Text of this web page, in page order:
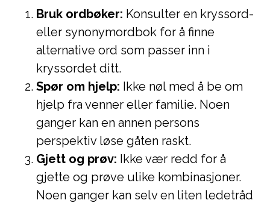
Bruk ordbøker: Konsulter en kryssord-
eller synonymordbok for å finne
alternative ord som passer inn i
kryssordet ditt.
Spør om hjelp: Ikke nøl med å be om
hjelp fra venner eller familie. Noen
ganger kan en annen persons
perspektiv løse gåten raskt.
Gjett og prøv: Ikke vær redd for å
gjette og prøve ulike kombinasjoner.
Noen ganger kan selv en liten ledetråd